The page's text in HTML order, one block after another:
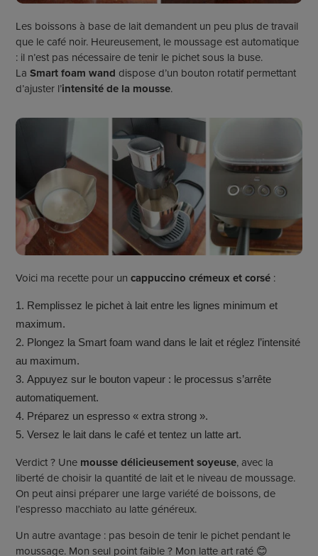
Les boissons à base de lait demandent un peu plus de travail
que le café noir. Heureusement, le moussage est automatique
: il n’est pas nécessaire de tenir le pichet sous la buse.
LaSmartfoam wand dispose d’un bouton rotatif permettant
d’ajuster l’intensité de la mousse.
Voici ma recette pour uncappuccino crémeux et corsé :
Remplissez le pichet à lait entre les lignes minimum et
maximum.
Plongez la Smart foam wand dans le lait et réglez l’intensité
au maximum.
Appuyez sur le bouton vapeur : le processus s’arrête
automatiquement.
Préparez un espresso « extra strong ».
Versez le lait dans le café et tentez un latte art.
Verdict ? Une mousse délicieusement soyeuse, avec la
liberté de choisir la quantité de lait et le niveau de moussage.
On peut ainsi préparer une large variété de boissons, de
l’espresso macchiato au latte généreux.
Un autre avantage : pas besoin de tenir le pichet pendant le
moussage. Mon seul point faible ? Mon latte art raté 😊